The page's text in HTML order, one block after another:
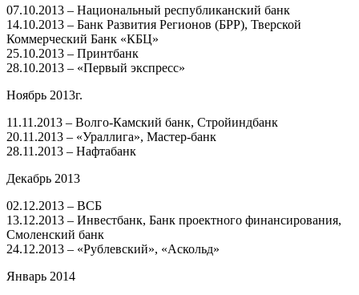
07.10.2013 – Национальный республиканский банк
14.10.2013 – Банк Развития Регионов (БРР), Тверской
Коммерческий Банк «КБЦ»
25.10.2013 – Принтбанк
28.10.2013 – «Первый экспресс»
Ноябрь 2013г.
11.11.2013 – Волго-Камский банк, Стройиндбанк
20.11.2013 – «Ураллига», Мастер-банк
28.11.2013 – Нафтабанк
Декабрь 2013
02.12.2013 – ВСБ
13.12.2013 – Инвестбанк, Банк проектного финансирования,
Смоленский банк
24.12.2013 – «Рублевский», «Аскольд»
Январь 2014